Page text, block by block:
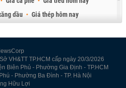
dầu
Giá thép hôm nay
VH&TT TP.HCM cấp ngày 20/3/2026
Biên Phủ - Phường Gia Định - TP.HCM
- Phường Ba Đình - TP. Hà Nội
Hữu Lợi